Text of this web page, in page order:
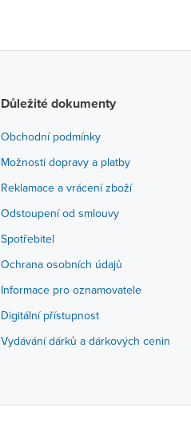
Důležité dokumenty
Obchodní podmínky
Možnosti dopravy a platby
Reklamace a vrácení zboží
Odstoupení od smlouvy
Spotřebitel
Ochrana osobních údajů
Informace pro oznamovatele
Digitální přístupnost
Vydávání dárků a dárkových cenin